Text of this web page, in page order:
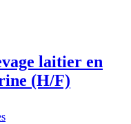
laitier en
(H/F)